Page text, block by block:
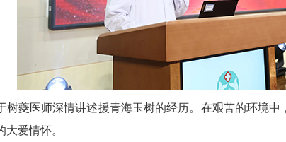
树夔医师深情讲述援青海玉树的经历。在艰苦的环境
爱情怀。